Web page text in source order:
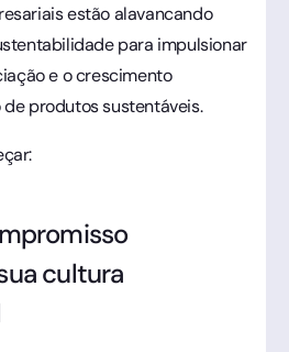
estão alavancando
para impulsionar
e o crescimento
produtos sustentáveis.
cultura